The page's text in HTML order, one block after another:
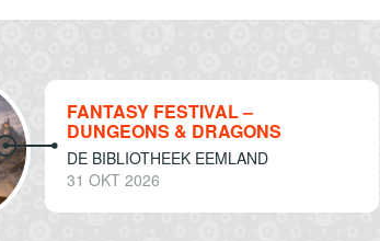
FANTASY FESTIVAL –
DUNGEONS & DRAGONS
DE BIBLIOTHEEK EEMLAND
31 OKT 2026